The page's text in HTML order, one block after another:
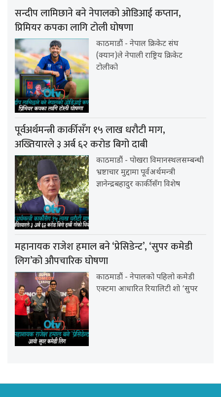
सन्दीप लामिछाने बने नेपालको ओडिआई कप्तान,
प्रिमियर कपका लागि टोली घोषणा
काठमाडौं - नेपाल क्रिकेट संघ
(क्यान)ले नेपाली राष्ट्रिय क्रिकेट
टोलीको
पूर्वअर्थमन्त्री कार्कीसँग १५ लाख धरौटी माग,
अख्तियारले ३ अर्ब ६२ करोड बिगो दाबी
काठमाडौं - पोखरा विमानस्थलसम्बन्धी
भ्रष्टाचार मुद्दामा पूर्वअर्थमन्त्री
ज्ञानेन्द्रबहादुर कार्कीसँग विशेष
महानायक राजेश हमाल बने ‘प्रेसिडेन्ट’, ‘सुपर कमेडी
लिग’को औपचारिक घोषणा
काठमाडौं - नेपालको पहिलो कमेडी
एक्टमा आधारित रियालिटी शो ‘सुपर